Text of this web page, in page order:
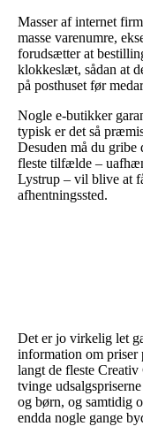
Masser af internet
masse varenumre,
forudsætter at
klokkeslæt, sådan at
på posthuset før
Nogle e-butikker
typisk er det så
Desuden må du gribe
fleste tilfælde –
Lystrup – vil blive at
afhentningssted.
Det er jo virkelig let
information om priser
langt de fleste
tvinge
og børn, og samtidig
endda nogle gange